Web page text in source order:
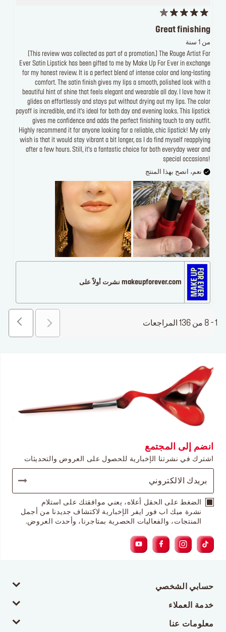
Great finishing
من 1 سنة
[This review was collected as part of a promotion.] The Rouge Artist For
Ever Satin Lipstick has been gifted to me by Make Up For Ever in exchange
for my honest review. It is a perfect blend of intense color and long-lasting
comfort. The satin finish gives my lips a smooth, polished look with a
beautiful hint of shine that feels elegant and wearable all day. I love how it
glides on effortlessly and stays put without drying out my lips. The color
payoff is incredible, and it’s ideal for both day and evening looks. This lipstick
gives me confidence and adds the perfect finishing touch to any outfit.
Highly recommend it for anyone looking for a reliable, chic lipstick! My only
wish is that it would stay vibrant a bit longer, as I do find myself reapplying
after a few hours. Still, it’s a fantastic choice for both everyday wear and
special occasions!
نعم، انصح بهذا المنتج
makeupforever.com نشرت أولاً على
1 - 8 من 136 المراجعات
انضم إلى المجتمع
اشترك في نشرتنا الإخبارية للحصول على العروض والتحديثات
الضغط على الحقل أعلاه، يعني موافقتك على استلام
نشرة ميك اب فور ايفر الإخبارية لاكتشاف جديدنا من أجمل
المنتجات، والفعاليات الحصرية بمتاجرنا، وأحدث العروض.
حسابي الشخصي
خدمة العملاء
معلومات عنا